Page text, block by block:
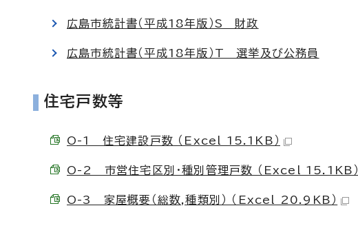
広島市統計書（平成18年版）S 財政
広島市統計書（平成18年版）T 選挙及び公務員
住宅戸数等
O-1 住宅建設戸数 （Excel 15.1KB）
O-2 市営住宅区別・種別管理戸数 （Excel 15.1KB）
O-3 家屋概要（総数,種類別） （Excel 20.9KB）